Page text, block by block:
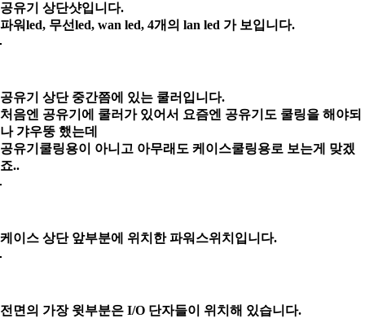
공유기 상단샷입니다.
파워led, 무선led, wan led, 4개의 lan led 가 보입니다.
공유기 상단 중간쯤에 있는 쿨러입니다.
처음엔 공유기에 쿨러가 있어서 요즘엔 공유기도 쿨링을 해야되
나 갸우뚱 했는데
공유기쿨링용이 아니고 아무래도 케이스쿨링용로 보는게 맞겠
죠..
케이스 상단 앞부분에 위치한 파워스위치입니다.
전면의 가장 윗부분은 I/O 단자들이 위치해 있습니다.